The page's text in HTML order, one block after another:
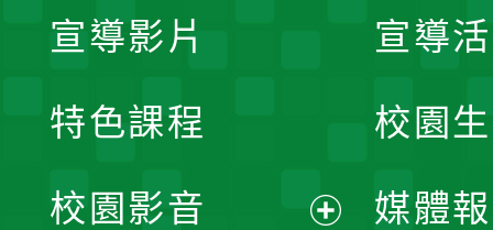
宣導
校園
媒體
宣導影片
特色課程
校園影音